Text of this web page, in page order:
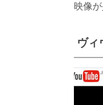
映像
ヴィ